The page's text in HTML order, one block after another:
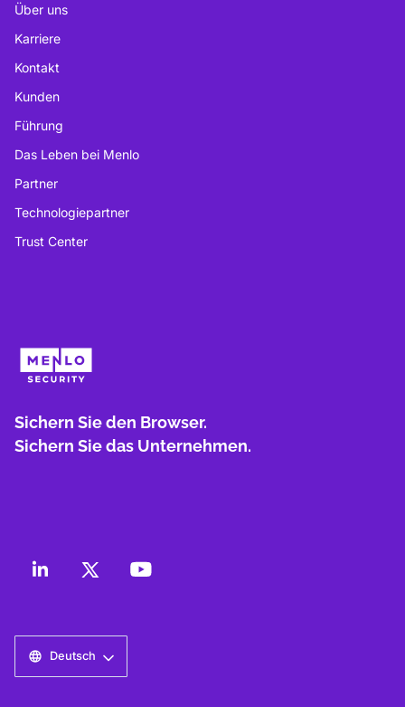
Über uns
Karriere
Kontakt
Kunden
Führung
Das Leben bei Menlo
Partner
Technologiepartner
Trust Center
Sichern Sie den Browser.
Sichern Sie das Unternehmen.
Deutsch